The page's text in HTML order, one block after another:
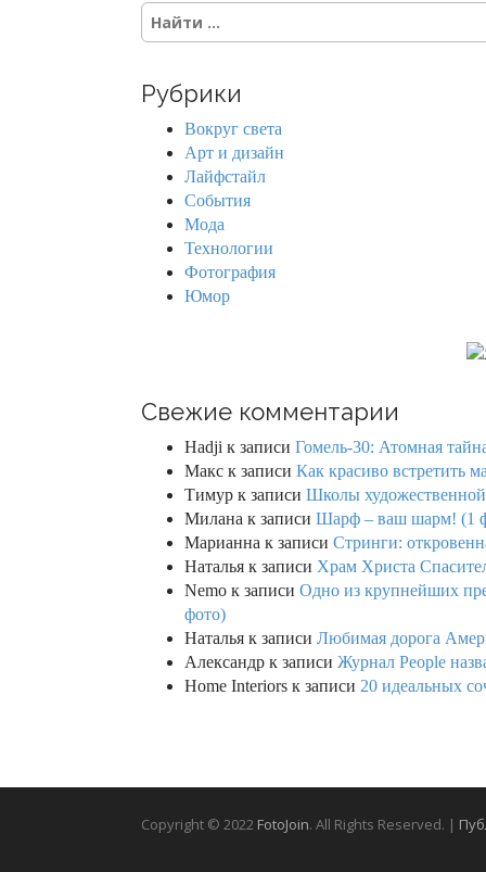
S
e
c
Рубрики
Вокруг света
Арт и дизайн
Лайфстайл
События
Мода
Технологии
Фотография
Юмор
Свежие комментарии
Hadji к записи Гомель-30: Атомная
Макс к записи Как красиво встретить
Тимур к записи Школы
Милана к записи Шарф – ваш шарм! (1
Марианна к записи Стринги:
Наталья к записи Храм Христа
Nemo к записи Одно из крупнейших
фото)
Наталья к записи Любимая дорога
Александр к записи Журнал People
Home Interiors к записи 20 идеальных
Copyright © 2022 FotoJoin. All Rights Reserved. |